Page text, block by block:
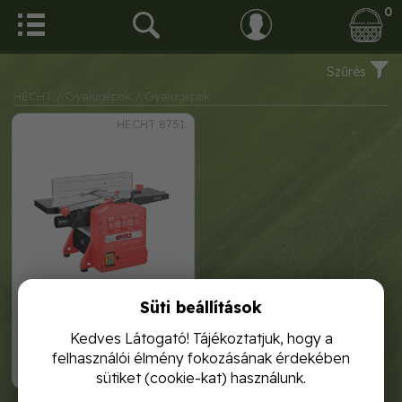
0
Szűrés
HECHT / Gyalugépek
/ Gyalugépek
HECHT 8751
94 990,-
hecht 8751 asztali gyalugép
Süti beállítások
Kedves Látogató! Tájékoztatjuk, hogy a
felhasználói élmény fokozásának érdekében
sütiket (cookie-kat) használunk.